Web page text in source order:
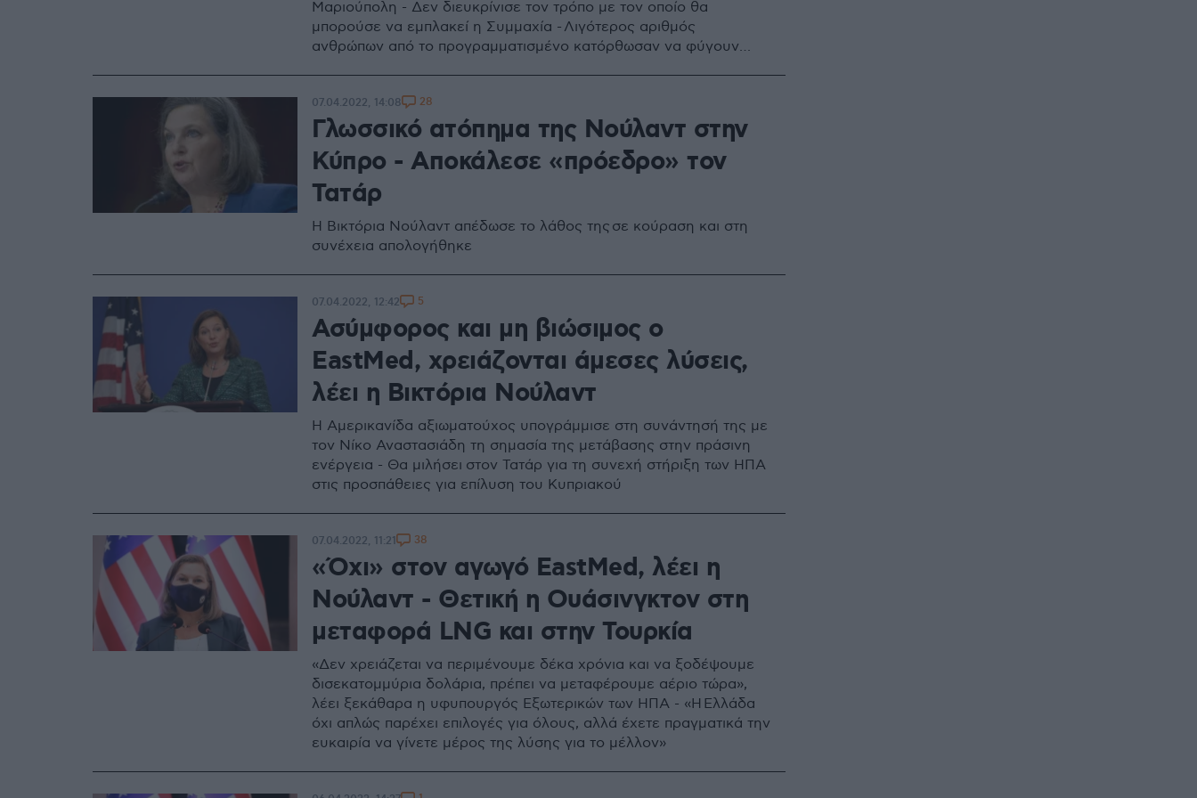
Μαριούπολη - Δεν διευκρίνισε τον τρόπο με τον οποίο θα
μπορούσε να εμπλακεί η Συμμαχία - Λιγότερος αριθμός
ανθρώπων από το προγραμματισμένο κατόρθωσαν να φύγουν
Γλωσσικό ατόπημα της Νούλαντ στην
Κύπρο - Αποκάλεσε «πρόεδρο» τον
Τατάρ
Η Βικτόρια Νούλαντ απέδωσε το λάθος της σε κούραση και στη
συνέχεια απολογήθηκε
07.04.2022, 14:08 28
Ασύμφορος και μη βιώσιμος ο
EastMed, χρειάζονται άμεσες λύσεις,
λέει η Βικτόρια Νούλαντ
Η Αμερικανίδα αξιωματούχος υπογράμμισε στη συνάντησή της με
τον Νίκο Αναστασιάδη τη σημασία της μετάβασης στην πράσινη
ενέργεια - Θα μιλήσει στον Τατάρ για τη συνεχή στήριξη των ΗΠΑ
στις προσπάθειες για επίλυση του Κυπριακού
07.04.2022, 12:42 5
«Όχι» στον αγωγό EastMed, λέει η
Νούλαντ - Θετική η Ουάσινγκτον στη
μεταφορά LNG και στην Τουρκία
«Δεν χρειάζεται να περιμένουμε δέκα χρόνια και να ξοδέψουμε
δισεκατομμύρια δολάρια, πρέπει να μεταφέρουμε αέριο τώρα»,
λέει ξεκάθαρα η υφυπουργός Εξωτερικών των ΗΠΑ - «Η Ελλάδα
όχι απλώς παρέχει επιλογές για όλους, αλλά έχετε πραγματικά την
ευκαιρία να γίνετε μέρος της λύσης για το μέλλον»
07.04.2022, 11:21 38